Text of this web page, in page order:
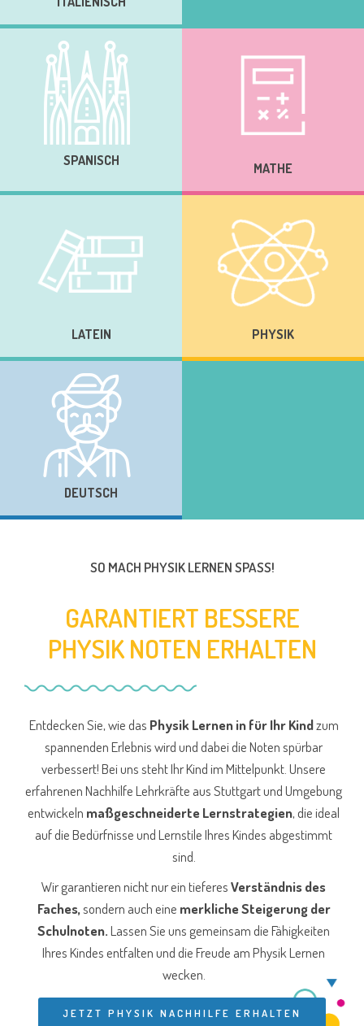
SPANISCH MATHE
LATEIN PHYSIK
DEUTSCH
SO MACH PHYSIK LERNEN SPASS!
GARANTIERT BESSERE
PHYSIK NOTEN ERHALTEN
Entdecken Sie, wie das Physik Lernen in für Ihr Kindzum
spannenden Erlebnis wird und dabei die Noten spürbar
verbessert! Bei uns steht Ihr Kind im Mittelpunkt. Unsere
erfahrenen Nachhilfe Lehrkräfte aus Stuttgart und Umgebung
entwickeln maßgeschneiderte Lernstrategien, die ideal
auf die Bedürfnisse und Lernstile Ihres Kindes abgestimmt
sind.
Wir garantieren nicht nur ein tieferesVerständnis des
Faches,sondern auch eine merkliche Steigerung der
Schulnoten.Lassen Sie uns gemeinsam die Fähigkeiten
Ihres Kindes entfalten und die Freude am Physik Lernen
wecken.
JETZT PHYSIK NACHHILFE ERHALTEN